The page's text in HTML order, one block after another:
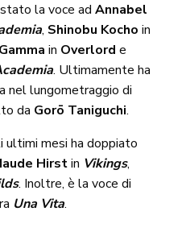
la voce adAnnabel
, Shinobu Kocho in
in Overlord e
. Ultimamente ha
nel lungometraggio di
da Gorō Taniguchi.
mesi ha doppiato
Hirstin Vikings,
. Inoltre, è la voce di
Una Vita.